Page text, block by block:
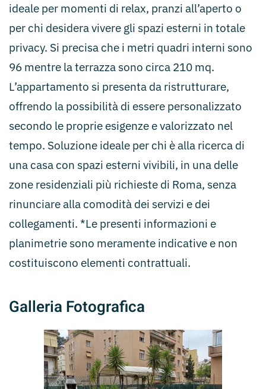
ideale per momenti di relax, pranzi all’aperto o
per chi desidera vivere gli spazi esterni in totale
privacy. Si precisa che i metri quadri interni sono
96 mentre la terrazza sono circa 210 mq.
L’appartamento si presenta da ristrutturare,
offrendo la possibilità di essere personalizzato
secondo le proprie esigenze e valorizzato nel
tempo. Soluzione ideale per chi è alla ricerca di
una casa con spazi esterni vivibili, in una delle
zone residenziali più richieste di Roma, senza
rinunciare alla comodità dei servizi e dei
collegamenti. *Le presenti informazioni e
planimetrie sono meramente indicative e non
costituiscono elementi contrattuali.
Galleria Fotografica